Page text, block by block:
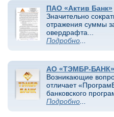
ПАО «Актив Банк»
Значительно
отражения суммы
овердрафта...
Подробно...
АО «ТЭМБР-БАНК»
Возникающие
отличает
банковского
Подробно...